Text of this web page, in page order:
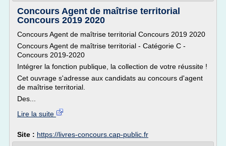
Concours Agent de maîtrise territorial
Concours 2019 2020
Concours Agent de maîtrise territorial Concours 2019 2020
Concours Agent de maîtrise territorial - Catégorie C -
Concours 2019-2020
Intégrer la fonction publique, la collection de votre réussite !
Cet ouvrage s'adresse aux candidats au concours d'agent
de maîtrise territorial.
Des...
Lire la suite
Site : https://livres-concours.cap-public.fr